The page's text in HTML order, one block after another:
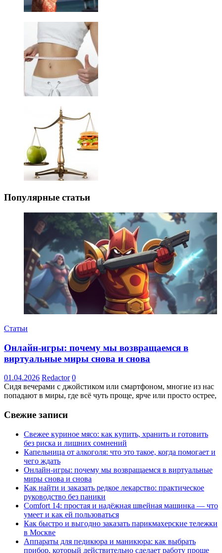
Популярные статьи
Статьи
Онлайн-игры: почему мы возвращаемся в
виртуальные миры снова и снова
01.04.2026 Redactor 0
Сидя вечерами с джойстиком или смартфоном, многие из нас
попадают в миры, где всё чуть проще, ярче или просто острее,
Свежие записи
Свежее куриное мясо: как купить, хранить и готовить
без риска и лишних сомнений
Капельница от алкоголя: что это такое, когда помогает и
чего ждать
Онлайн-игры: почему мы возвращаемся в виртуальные
миры снова и снова
Как найти и заказать редкое лекарство: практическое
руководство без паники
Comfort 14: простая и надёжная швейная машинка — что
умеет и как ей пользоваться
Как быстро и выгодно заказать парикмахерские тележки
в Москве
Аппараты для педикюра и маникюра: как выбрать
прибор, который действительно сделает работу проще